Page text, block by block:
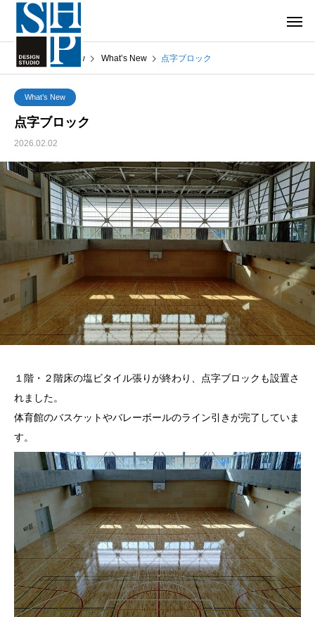
What’s New What’s New 点字ブロック
What’s New
点字ブロック
2026.02.02
１階・２階床の塩ビタイル張りが終わり、点字ブロックも設置さ
れました。
体育館のバスケットやバレーボールのライン引きが完了していま
す。